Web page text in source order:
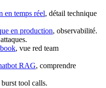
en temps réel, détail technique
en production, observabilité.
, vue red team
RAG, comprendre
burst tool calls.